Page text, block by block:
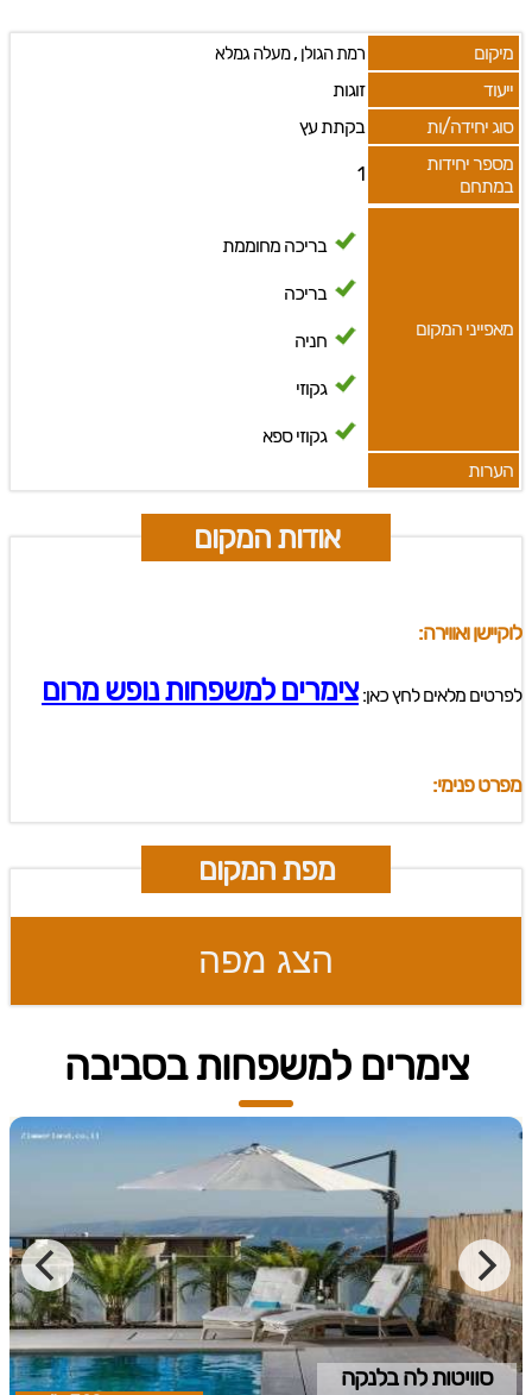
מיקום רמת הגולן,מעלה גמלא
ייעוד
זוגות
סוג יחידה/ות
בקתת עץ
מספר יחידות
במתחם
1
מאפייני המקום
בריכה מחוממת
בריכה
חניה
גקוזי
גקוזי ספא
הערות
אודות המקום
לוקיישן ואווירה:
לפרטים מלאים לחץ כאן:צימרים למשפחות נופש מרום
מפרט פנימי:
מפת המקום
הצג מפה
צימרים למשפחות בסביבה
סוויטות לה בלנקה